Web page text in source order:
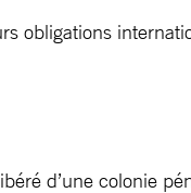
obligations
d’une colonie